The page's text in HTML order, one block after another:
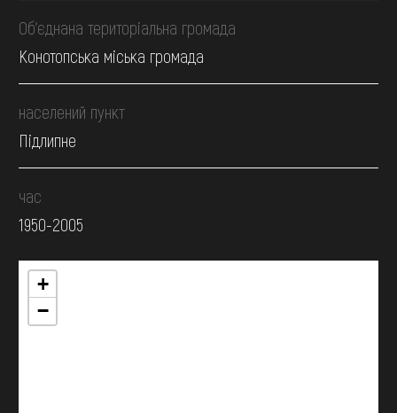
Об’єднана територіальна громада
Конотопська міська громада
населений пункт
Підлипне
час
1950-2005
+
−